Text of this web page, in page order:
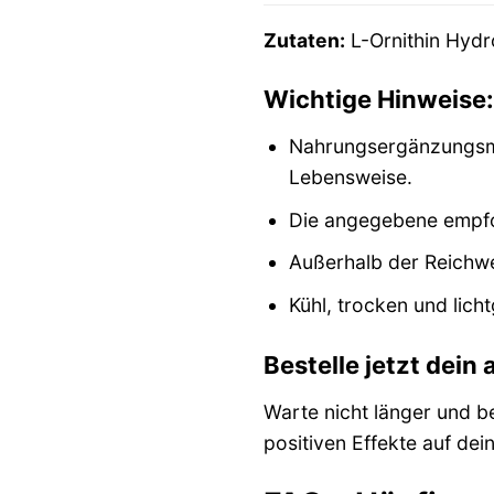
Zutaten: L-Ornithin
Wichtige Hinweise:
Lebensweise.
Die angegebene
Außerhalb der
Kühl, trocken und
Bestelle jetzt dein
Warte nicht länger und
positiven Effekte auf